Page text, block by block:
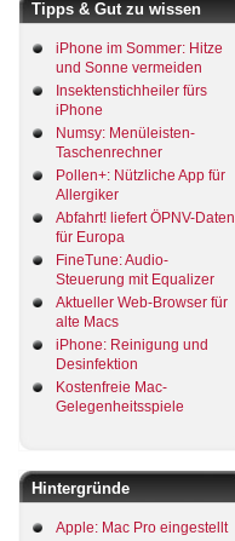
Tipps & Gut zu wissen
iPhone im Sommer: Hitze
und Sonne vermeiden
Insektenstichheiler fürs
iPhone
Numsy: Menüleisten-
Taschenrechner
Pollen+: Nützliche App für
Allergiker
Abfahrt! liefert ÖPNV-Daten
für Europa
FineTune: Audio-
Steuerung mit Equalizer
Aktueller Web-Browser für
alte Macs
iPhone: Reinigung und
Desinfektion
Kostenfreie Mac-
Gelegenheitsspiele
Hintergründe
Apple: Mac Pro eingestellt